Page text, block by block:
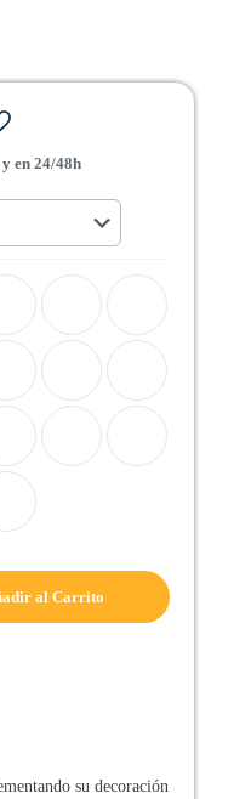
en 24/48h
al Carrito
su decoración